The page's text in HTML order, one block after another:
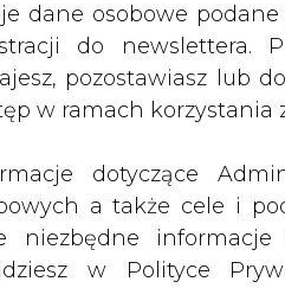
dane osobowe
do newslettera.
pozostawiasz lub
w ramach korzystania
dotyczące
a także cele i
niezbędne informacje
w Polityce
i zabytkowa